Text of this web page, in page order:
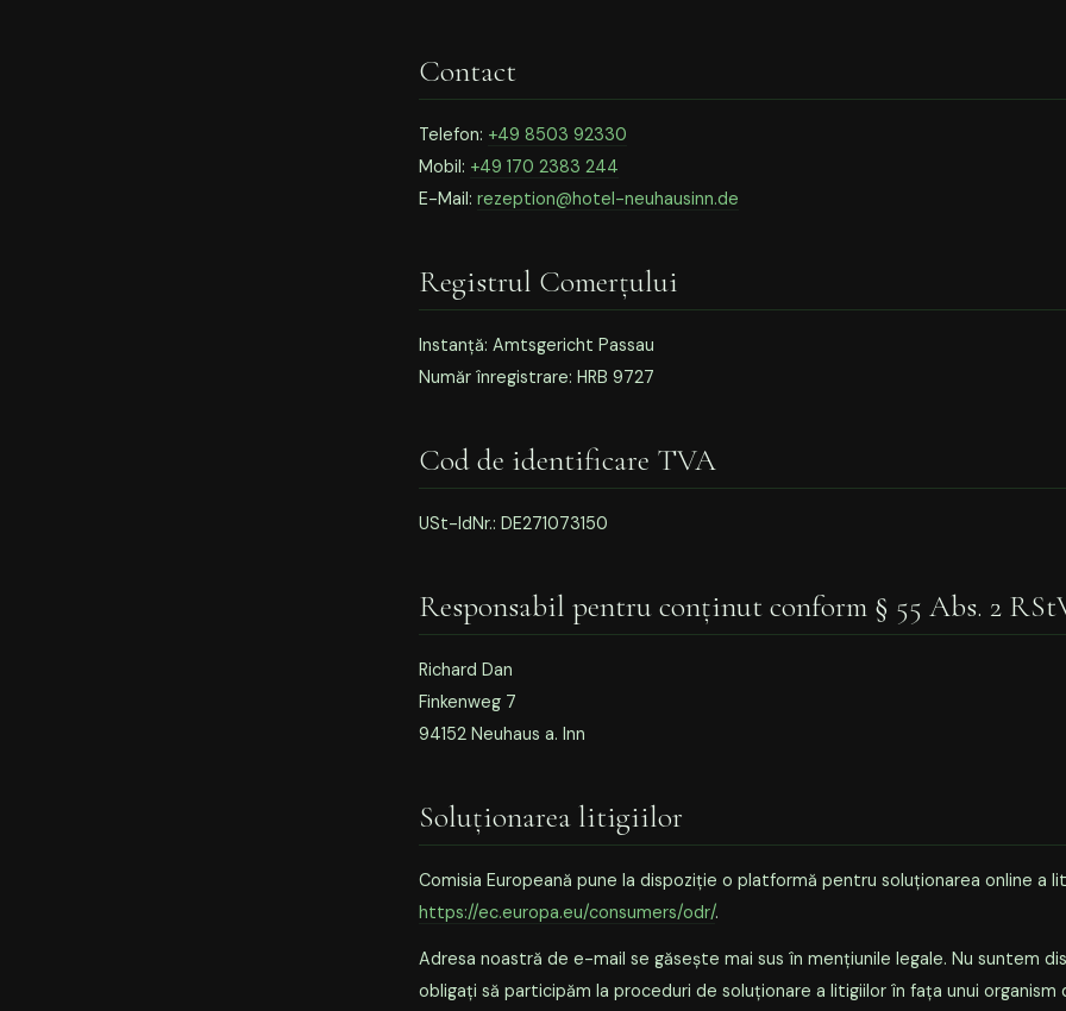
Contact
Telefon: +49 8503 92330
Mobil: +49 170 2383 244
E-Mail: rezeption@hotel-neuhausinn.de
Registrul Comerțului
Instanță: Amtsgericht Passau
Număr înregistrare: HRB 9727
Cod de identificare TVA
USt-IdNr.: DE271073150
Responsabil pentru conținut conform § 55 Abs. 2
Richard Dan
Finkenweg 7
94152 Neuhaus a. Inn
Soluționarea litigiilor
Comisia Europeană pune la dispoziție o platformă pentru soluționarea online a
https://ec.europa.eu/consumers/odr/.
Adresa noastră de e-mail se găsește mai sus în mențiunile legale. Nu suntem
obligați să participăm la proceduri de soluționare a litigiilor în fața unui organism